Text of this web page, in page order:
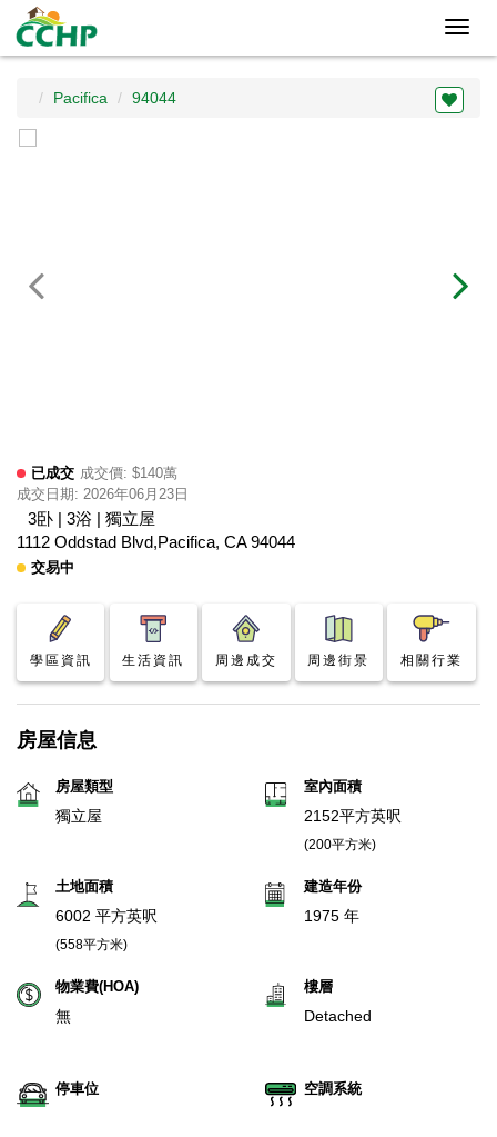
Pacifica 94044
已成交 成交價: $140萬
成交日期: 2026年06月23日
3卧 | 3浴 | 獨立屋
1112 Oddstad Blvd,Pacifica, CA 94044
交易中
學區資訊 生活資訊 周邊成交 周邊街景 相關行業
房屋信息
房屋類型
獨立屋
室內面積
2152平方英呎
(200平方米)
土地面積
6002 平方英呎
(558平方米)
建造年份
1975 年
物業費(HOA)
無
樓層
Detached
停車位 空調系統